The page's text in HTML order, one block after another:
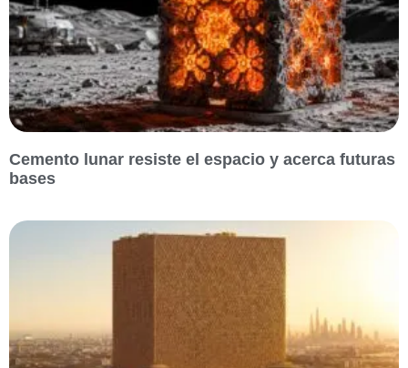
Cemento lunar resiste el espacio y acerca futuras
bases